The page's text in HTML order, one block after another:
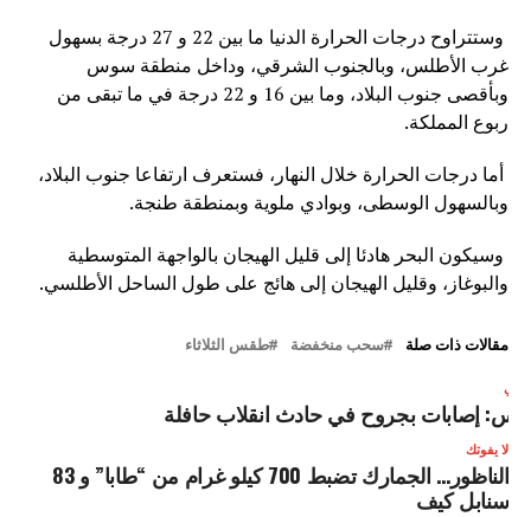
وستتراوح درجات الحرارة الدنيا ما بين 22 و 27 درجة بسهول
غرب الأطلس، وبالجنوب الشرقي، وداخل منطقة سوس
وبأقصى جنوب البلاد، وما بين 16 و 22 درجة في ما تبقى من
ربوع المملكة.
أما درجات الحرارة خلال النهار، فستعرف ارتفاعا جنوب البلاد،
وبالسهول الوسطى، وبوادي ملوية وبمنطقة طنجة.
وسيكون البحر هادئا إلى قليل الهيجان بالواجهة المتوسطية
والبوغاز، وقليل الهيجان إلى هائج على طول الساحل الأطلسي.
مقالات ذات صلة سحب منخفضة طقس الثلاثاء
إصابات بجروح في حادث انقلاب حافلة
لا يفوتك
الناظور… الجمارك تضبط 700 كيلو غرام من “طابا” و 83
سنابل كيف